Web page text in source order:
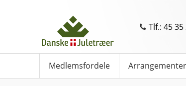
Tlf.: 45 35
Medlemsfordele Arrangementer